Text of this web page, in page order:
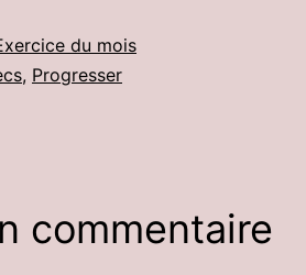
du mois
, Progresser
commentaire